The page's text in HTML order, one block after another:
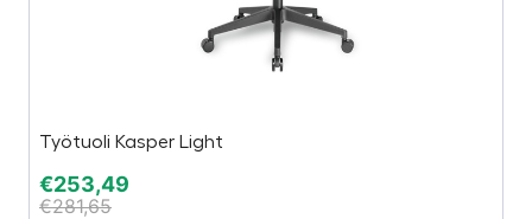
Työtuoli Kasper Light
€253,49
€281,65